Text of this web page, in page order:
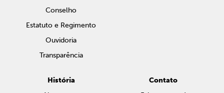
Conselho
Estatuto e Regimento
Ouvidoria
Transparência
História
Contato